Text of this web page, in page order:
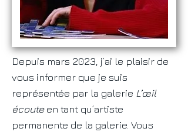
Depuis mars 2023, j’ai le plaisir de
vous informer que je suis
représentée par la galerie L’œil
écouteen tant qu’artiste
permanente de la galerie. Vous